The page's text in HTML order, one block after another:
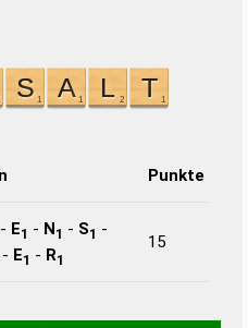
Punkte
- E1 - N1 - S1 -
- E1 - R1
15